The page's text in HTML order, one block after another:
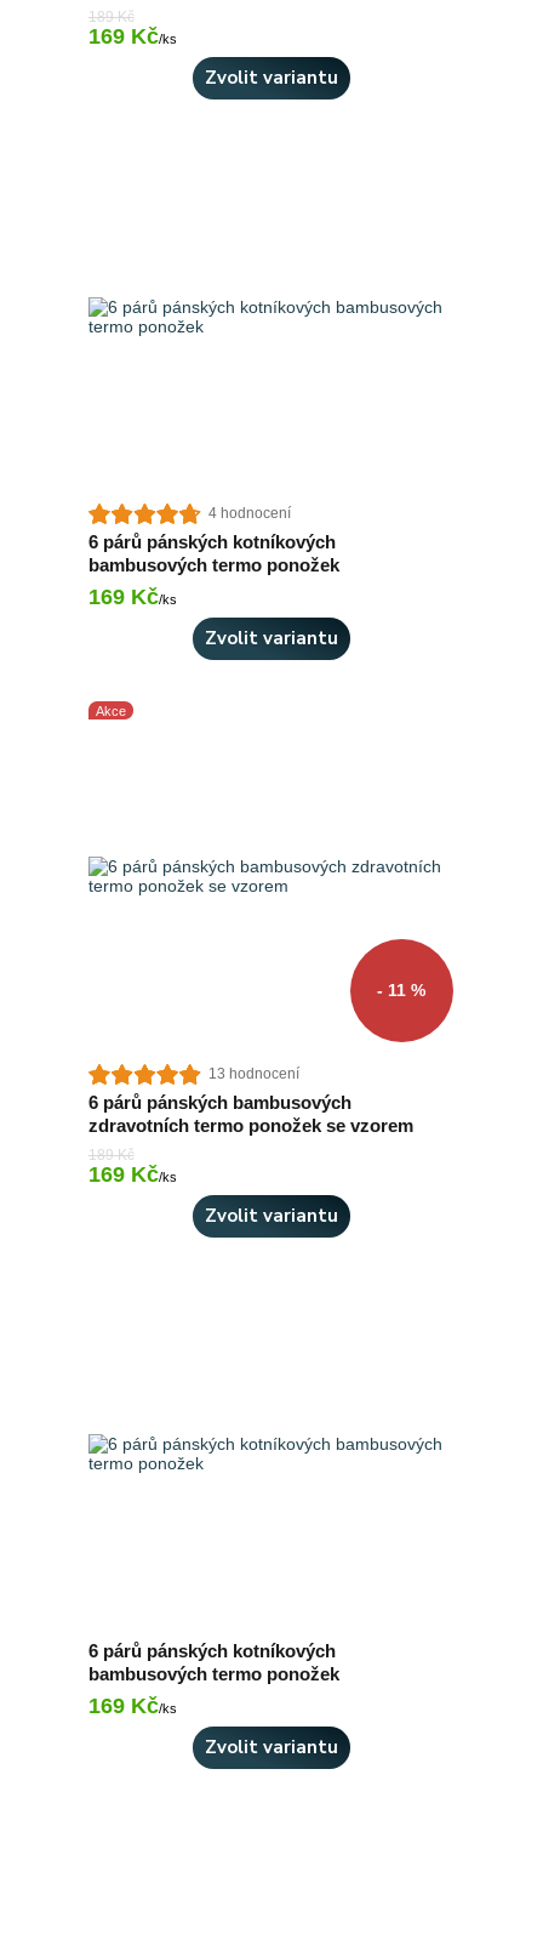
189 Kč
169 Kč/ks
Zvolit variantu
4 hodnocení
6 párů pánských kotníkových
bambusových termo ponožek
169 Kč/ks
Zvolit variantu
Akce
- 11 %
13 hodnocení
6 párů pánských bambusových
zdravotních termo ponožek se vzorem
189 Kč
169 Kč/ks
Zvolit variantu
6 párů pánských kotníkových
bambusových termo ponožek
169 Kč/ks
Zvolit variantu